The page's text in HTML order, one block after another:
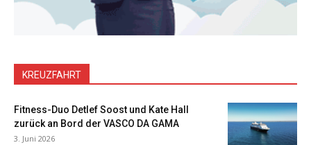
KREUZFAHRT
Fitness-Duo Detlef Soost und Kate Hall
zurück an Bord der VASCO DA GAMA
3. Juni 2026